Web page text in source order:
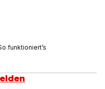
funktioniert’s